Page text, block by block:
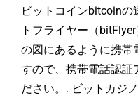
ビットコインbitcoinの
トフライヤー（
の図にあるように携帯
すので、携帯電話認証
ださい。. ビットカジ